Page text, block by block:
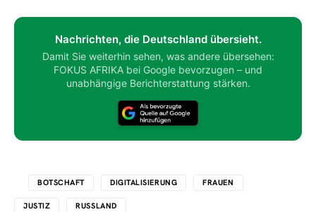
Nachrichten, die Deutschland übersieht.
Damit Sie weiterhin sehen, was andere übersehen:
FOKUS AFRIKA bei Google bevorzugen – und
unabhängige Berichterstattung stärken.
BOTSCHAFT DIGITALISIERUNG FRAUEN
JUSTIZ RUSSLAND